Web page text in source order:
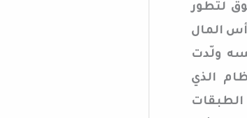
لتطور
المال
ولّدت
الذي